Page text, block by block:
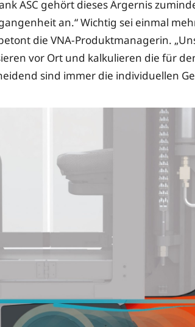
ASC gehört dieses Ärgernis
an.“ Wichtig sei einmal
die VNA-Produktmanagerin.
vor Ort und kalkulieren die für
sind immer die individuellen